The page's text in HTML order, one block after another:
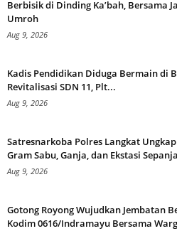
Berbisik di Dinding Ka’bah, Bersama
Umroh
Aug 9, 2026
Kadis Pendidikan Diduga Bermain di
Revitalisasi SDN 11, Plt...
Aug 9, 2026
Satresnarkoba Polres Langkat
Gram Sabu, Ganja, dan Ekstasi
Aug 9, 2026
Gotong Royong Wujudkan Jembatan
Kodim 0616/Indramayu Bersama